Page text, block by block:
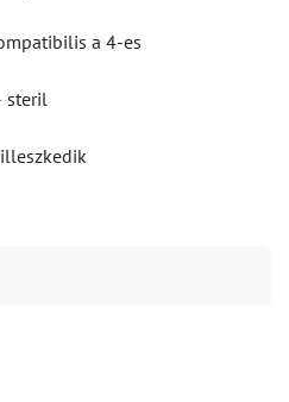
a 4-es
steril